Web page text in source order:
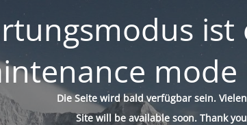
ist
mode
Die Seite wird bald verfügbar sein.
Site will be available soon. Thank